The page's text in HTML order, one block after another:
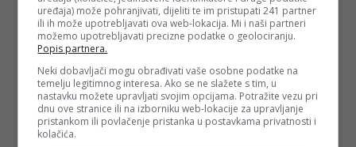
PODIJELI NA
Depo.bapratite putem društvenih mreža
uređaja) može pohranjivati, dijeliti te im pristupati 241 partner
ili ih može upotrebljavati ova web-lokacija. Mi i naši partneri
možemo upotrebljavati precizne podatke o geolociranju.
Popis partnera.
Neki dobavljači mogu obrađivati vaše osobne podatke na
temelju legitimnog interesa. Ako se ne slažete s tim, u
nastavku možete upravljati svojim opcijama. Potražite vezu pri
dnu ove stranice ili na izborniku web-lokacije za upravljanje
pristankom ili povlačenje pristanka u postavkama privatnosti i
kolačića.